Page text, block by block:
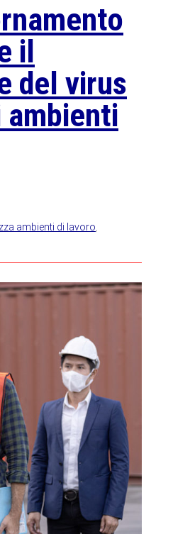
il
del virus
ambienti
ambienti di lavoro